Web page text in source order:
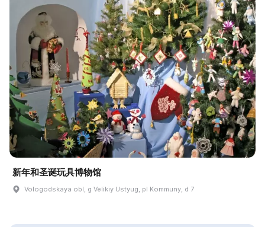
新年和圣诞玩具博物馆
Vologodskaya obl, g Velikiy Ustyug, pl Kommuny, d 7